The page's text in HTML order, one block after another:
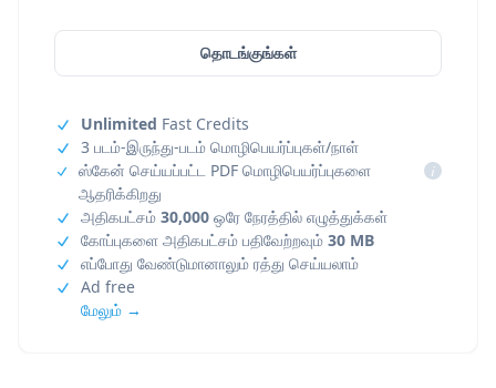
தொடங்குங்கள்
Unlimited Fast Credits
3 படம்-இருந்து-படம் மொழிபெயர்ப்புகள்/நாள்
ஸ்கேன் செய்யப்பட்ட PDF மொழிபெயர்ப்புகளை
ஆதரிக்கிறது
i
அதிகபட்சம் 30,000 ஒரே நேரத்தில் எழுத்துக்கள்
கோப்புகளை அதிகபட்சம் பதிவேற்றவும் 30 MB
எப்போது வேண்டுமானாலும் ரத்து செய்யலாம்
Ad free
மேலும் →